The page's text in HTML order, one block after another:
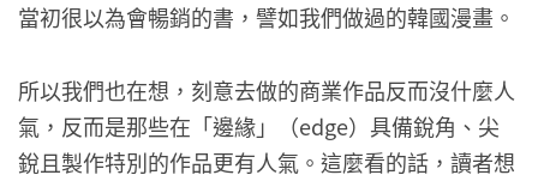
當初很以為會暢銷的書，譬如我們做過的韓國漫畫。
所以我們也在想，刻意去做的商業作品反而沒什麼人
氣，反而是那些在「邊緣」（edge）具備銳角、尖
銳且製作特別的作品更有人氣。這麼看的話，讀者想